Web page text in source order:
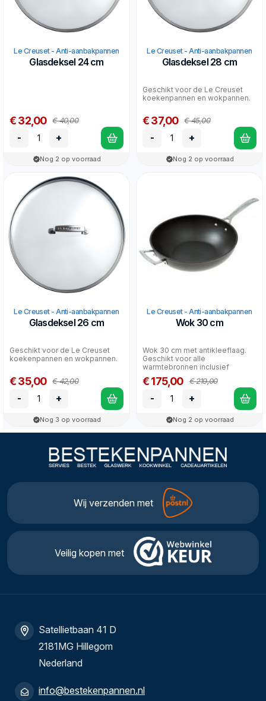
Le Creuset - Anti-aanbakpannen
Glasdeksel 24 cm
€ 32,00 € 40,00
- +
Nog 2 op voorraad
Le Creuset - Anti-aanbakpannen
Glasdeksel 28 cm
Geschikt voor de Le Creuset
koekenpannen en wokpannen.
€ 37,00 € 45,00
- +
Nog 2 op voorraad
Le Creuset - Anti-aanbakpannen
Glasdeksel 26 cm
Geschikt voor de Le Creuset
koekenpannen en wokpannen.
€ 35,00 € 42,00
- +
Nog 3 op voorraad
Le Creuset - Anti-aanbakpannen
Wok 30 cm
Wok 30 cm met antikleeflaag.
Geschikt voor alle
warmtebronnen inclusief
€ 175,00 € 219,00
- +
Nog 2 op voorraad
Wij verzenden met
Veilig kopen met
Satellietbaan 41 D
2181MG Hillegom
Nederland
info@bestekenpannen.nl